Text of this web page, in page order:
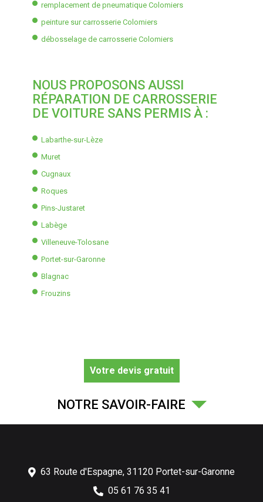
remplacement de pneumatique Colomiers
peinture sur carrosserie Colomiers
débosselage de carrosserie Colomiers
NOUS PROPOSONS AUSSI
RÉPARATION DE CARROSSERIE
DE VOITURE SANS PERMIS À :
Labarthe-sur-Lèze
Muret
Cugnaux
Roques
Pins-Justaret
Labège
Villeneuve-Tolosane
Portet-sur-Garonne
Blagnac
Frouzins
Votre devis gratuit
NOTRE SAVOIR-FAIRE
63 Route d'Espagne, 31120 Portet-sur-Garonne
05 61 76 35 41